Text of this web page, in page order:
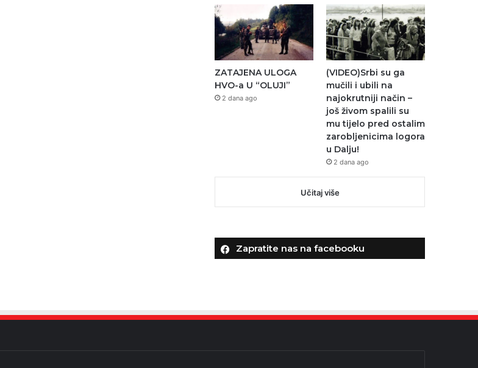
ZATAJENA ULOGA
HVO-a U “OLUJI”
2 dana ago
(VIDEO)Srbi su ga
mučili i ubili na
najokrutniji način –
još živom spalili su
mu tijelo pred ostalim
zarobljenicima logora
u Dalju!
2 dana ago
Učitaj više
Zapratite nas na facebooku